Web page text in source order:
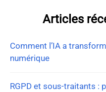
Articles
Comment l’IA a
numérique
RGPD et sous-traitants :